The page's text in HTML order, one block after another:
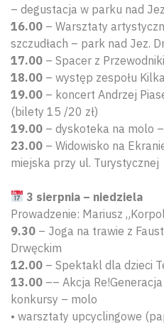
– degustacja w parku nad
16.00 – Warsztaty
szczudłach – park nad Jez.
17.00 – Spacer z
18.00 – występ zespołu
19.00 – koncert Andrzej
(bilety 15 /20 zł)
19.00 – dyskoteka na molo
23.00 – Widowisko na
miejska przy ul. Turystycznej
3 sierpnia – niedziela
Prowadzenie: Mariusz
9.30 – Joga na trawie z
Drwęckim
12.00 – Spektakl dla dzieci
13.00 –– Akcja
konkursy – molo
• warsztaty upcyclingowe